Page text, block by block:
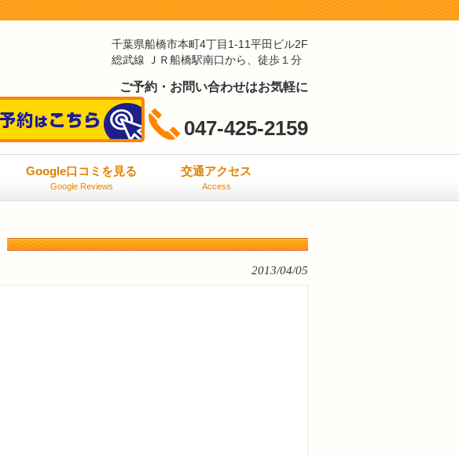
千葉県船橋市本町4丁目1-11平田ビル2F
総武線 ＪＲ船橋駅南口から、徒歩１分
ご予約・お問い合わせはお気軽に
047-425-2159
Google口コミを見る
Google Reviews
交通アクセス
Access
2013/04/05